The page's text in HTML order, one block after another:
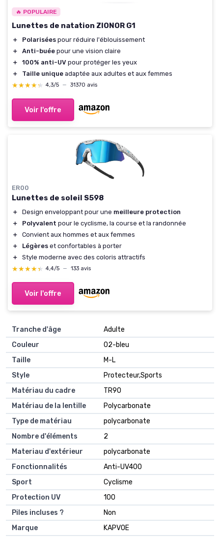
🔥 POPULAIRE
Lunettes de natation ZIONOR G1
＋ Polarisées pour réduire l'éblouissement
＋
Anti-buée pour une vision claire
＋
100% anti-UV pour protéger les yeux
＋
Taille unique adaptée aux adultes et aux femmes
★★★★★
★★★★★ 4,3/5 — 31370 avis
Voir l'offre
ER00
Lunettes de soleil S598
＋ Design enveloppant pour une meilleure protection
＋
Polyvalent pour le cyclisme, la course et la randonnée
＋
Convient aux hommes et aux femmes
＋
Légères et confortables à porter
＋
Style moderne avec des coloris attractifs
★★★★★
★★★★★ 4,4/5 — 133 avis
Voir l'offre
Tranche d'âge
‎Adulte
Couleur
‎02-bleu
Taille
‎M-L
Style
‎Protecteur,Sports
Matériau du cadre
‎TR90
Matériau de la lentille
‎Polycarbonate
Type de matériau
‎polycarbonate
Nombre d'éléments
‎2
Materiau d'extérieur
‎polycarbonate
Fonctionnalités
‎Anti-UV400
Sport
‎Cyclisme
Protection UV
‎100
Piles incluses ?
‎Non
Marque
‎KAPVOE